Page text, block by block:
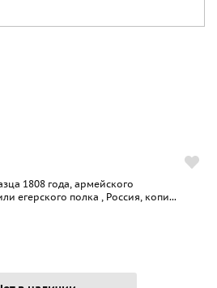
1808 года, армейского
егерского полка , Россия, копи...